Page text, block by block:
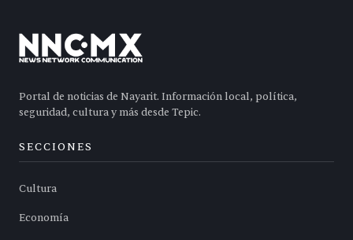
Portal de noticias de Nayarit. Información local, política,
seguridad, cultura y más desde Tepic.
SECCIONES
Cultura
Economía